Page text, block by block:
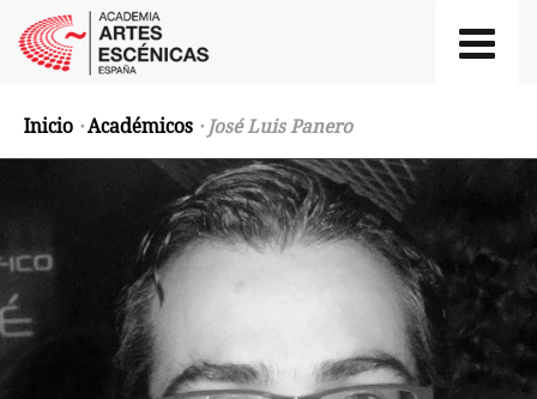
Inicio ·Académicos · José Luis Panero